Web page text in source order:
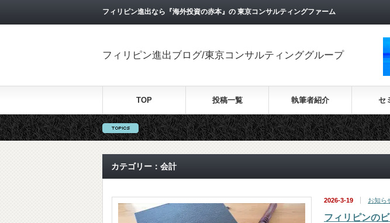
フィリピン進出なら『海外投資の赤本』の 東京コンサルティングファーム
フィリピン進出ブログ/東京コンサルティンググループ
TOP 投稿一覧 執筆者紹介 セ
カテゴリー：会計
2026-3-19 お知ら
フィリピンの